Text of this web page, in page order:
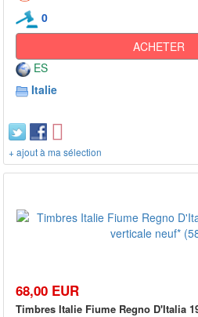
0
ACHETER
ES
Italie
+ ajout à ma sélection
68,00 EUR
Timbres Italie Fiume Regno D'Italia